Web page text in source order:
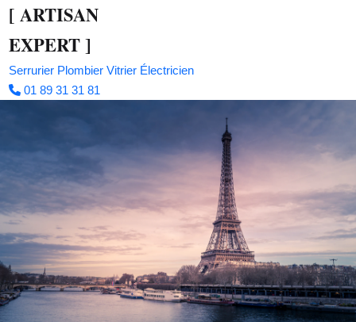
[ ARTISAN
EXPERT]
Serrurier Plombier Vitrier Électricien
01 89 31 31 81